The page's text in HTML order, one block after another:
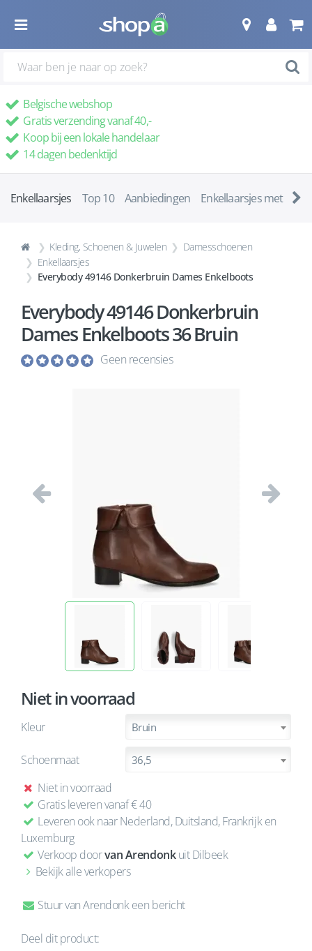
Belgische webshop
Gratis verzending vanaf 40,-
Koop bij een lokale handelaar
14 dagen bedenktijd
Enkellaarsjes Top 10 Aanbiedingen Enkellaarsjes met ha
Kleding, Schoenen & Juwelen
Damesschoenen
Enkellaarsjes
Everybody 49146 Donkerbruin Dames Enkelboots
Everybody 49146 Donkerbruin
Dames Enkelboots 36 Bruin
Geen recensies
Vorige
Niet in voorraad
Kleur Bruin
Schoenmaat 36,5
Niet in voorraad
Gratis leveren vanaf € 40
Leveren ook naar Nederland, Duitsland, Frankrijk en
Luxemburg
Verkoop doorvan Arendonkuit Dilbeek
Bekijk alle verkopers
Stuur van Arendonk een bericht
Deel dit product: